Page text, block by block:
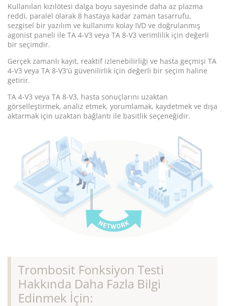
Kullanılan kızılötesi dalga boyu sayesinde daha az plazma
reddi, paralel olarak 8 hastaya kadar zaman tasarrufu,
sezgisel bir yazılım ve kullanımı kolay IVD ve doğrulanmış
agonist paneli ile TA 4-V3 veya TA 8-V3 verimlilik için değerli
bir seçimdir.
Gerçek zamanlı kayıt, reaktif izlenebilirliği ve hasta geçmişi TA
4-V3 veya TA 8-V3'ü güvenilirlik için değerli bir seçim haline
getirir.
TA 4-V3 veya TA 8-V3, hasta sonuçlarını uzaktan
görselleştirmek, analiz etmek, yorumlamak, kaydetmek ve dışa
aktarmak için uzaktan bağlantı ile basitlik seçeneğidir.
Trombosit Fonksiyon Testi
Hakkında Daha Fazla Bilgi
Edinmek İçin: